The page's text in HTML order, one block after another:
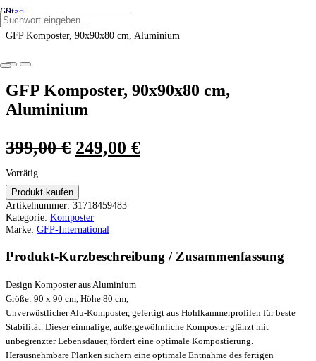
Start
/
GFP Komposter, 90x90x80 cm, Aluminium
GFP Komposter, 90x90x80 cm,
Aluminium
399,00€ Ursprünglicher
war:
399,00 €
249,00 €Aktueller
Vorrätig
Produkt kaufen
Artikelnummer: 31718459483
Kategorie: Komposter
Marke: GFP-International
Produkt-Kurzbeschreibung / Zusammenfassung
Design Komposter aus Aluminium
Größe: 90 x 90 cm, Höhe 80 cm,
Unverwüstlicher Alu-Komposter, gefertigt aus Hohlkammerprofilen für beste
Stabilität. Dieser einmalige, außergewöhnliche Komposter glänzt mit
unbegrenzter Lebensdauer, fördert eine optimale Kompostierung.
Herausnehmbare Planken sichern eine optimale Entnahme des fertigen
ANGEBOT!
ANGEBOT!
ANGEBOT!
ANGEBOT!
ANGEBOT!
ANGEBOT!